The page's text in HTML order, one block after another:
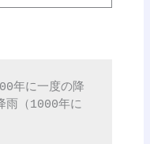
年に一度の降
（1000年に